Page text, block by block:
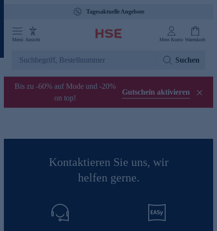
Tagesaktuelle Angebote
Menü Ansicht Mein Konto Warenkorb
Suchen
Bis zu -60% auf Mode und -20%
on top!
Gutschein aktivieren
Kontaktieren Sie uns, wir
helfen gerne.